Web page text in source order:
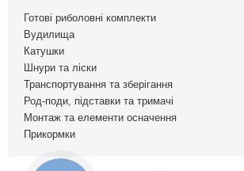
Готові риболовні комплекти
Вудилища
Катушки
Шнури та ліски
Транспортування та зберігання
Род-поди, підставки та тримачі
Монтаж та елементи осначення
Прикормки